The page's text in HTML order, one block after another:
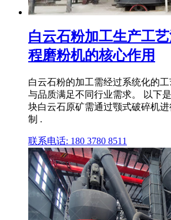
白云石粉加工生产工
程磨粉机的核心作用
白云石粉的加工需经过系统化的
与品质满足不同行业需求。 以下
块白云石原矿需通过颚式破碎机
制 .
联系电话: 180 3780 8511